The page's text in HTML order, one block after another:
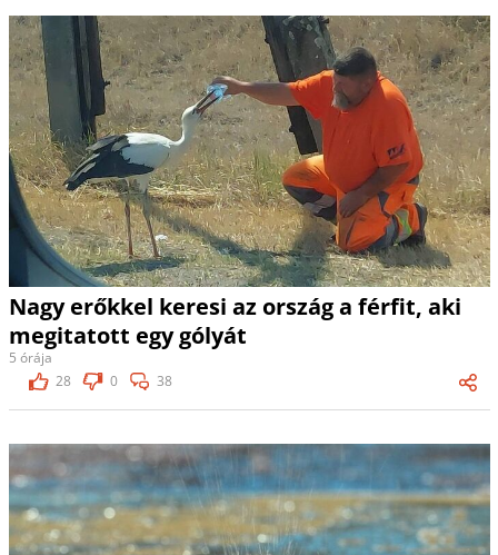
Nagy erőkkel keresi az ország a férfit, aki
megitatott egy gólyát
5 órája
28
0 38